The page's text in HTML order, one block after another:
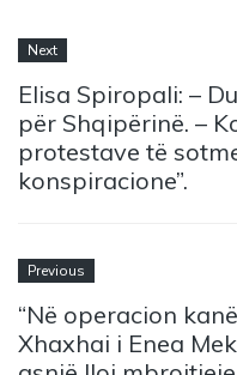
Next
Elisa Spiropali: –
për Shqipërinë. –
protestave të
konspiracione”.
Previous
“Në operacion
Xhaxhai i Enea